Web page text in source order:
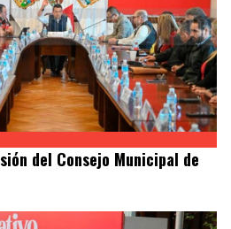
del Consejo Municipal de